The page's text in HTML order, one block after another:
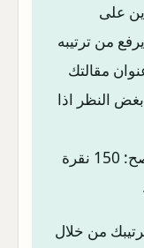
على
من ترتيبه
مقالتك
النظر اذا
راجع هذا الموضوع على موقع سيو صح: 150 نقرة
من خلال